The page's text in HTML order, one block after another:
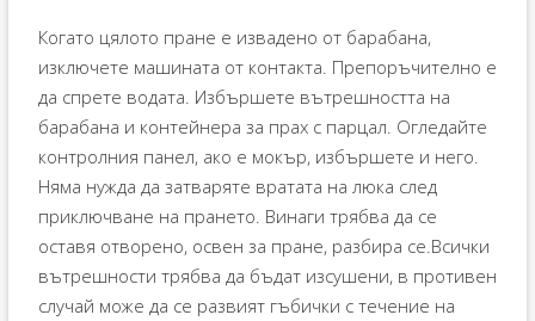
Когато цялото пране е извадено от барабана,
изключете машината от контакта. Препоръчително е
да спрете водата. Избършете вътрешността на
барабана и контейнера за прах с парцал. Огледайте
контролния панел, ако е мокър, избършете и него.
Няма нужда да затваряте вратата на люка след
приключване на прането. Винаги трябва да се
оставя отворено, освен за пране, разбира се.Всички
вътрешности трябва да бъдат изсушени, в противен
случай може да се развият гъбички с течение на